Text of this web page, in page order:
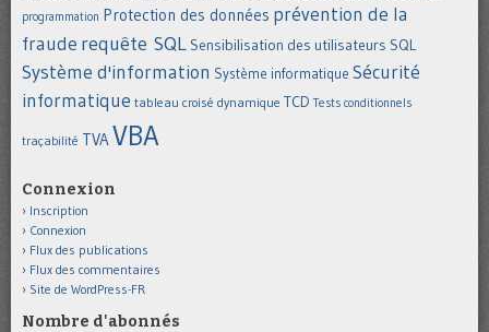
programmation Protection des données prévention de la
fraude requête SQL Sensibilisation des utilisateurs SQL
Système d'information Système informatique Sécurité
informatique tableau croisé dynamique TCD Tests conditionnels
traçabilité TVAVBA
Connexion
Inscription
Connexion
Flux des publications
Flux des commentaires
Site de WordPress-FR
Nombre d'abonnés